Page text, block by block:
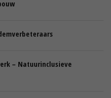
– Natuurinclusieve